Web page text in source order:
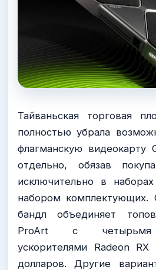
Тайваньская торговая
полностью убрала
флагманскую видеокарту
отдельно, обязав
исключительно в
набором комплектующих.
бандл объединяет
ProArt с четырьмя
ускорителями Radeon
долларов. Другие